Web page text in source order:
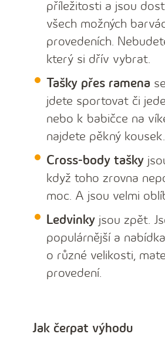
příležitosti a jsou
všech možných
provedeních.
který si dřív vybrat.
Tašky přes ramena
jdete sportovat či
nebo k babičce na
najdete pěkný kousek.
Cross-body tašky
když toho zrovna
moc. A jsou velmi
Ledvinky jsou zpět.
populárnější a
o různé velikosti,
provedení.
Jak čerpat výhodu